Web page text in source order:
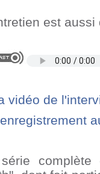
est
vidéo de
complète